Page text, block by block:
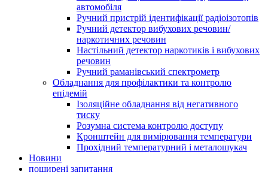
автомобіля
Ручний пристрій ідентифікації радіоізотопів
Ручний детектор вибухових речовин/
наркотичних речовин
Настільний детектор наркотиків і вибухових
речовин
Ручний раманівський спектрометр
Обладнання для профілактики та контролю
епідемій
Ізоляційне обладнання від негативного
тиску
Розумна система контролю доступу
Кронштейн для вимірювання температури
Прохідний температурний і металошукач
Новини
поширені запитання